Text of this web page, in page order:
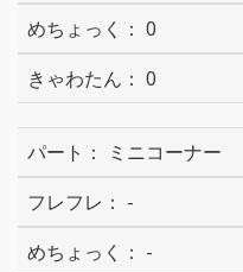
0
0
ミニコーナー
-
-